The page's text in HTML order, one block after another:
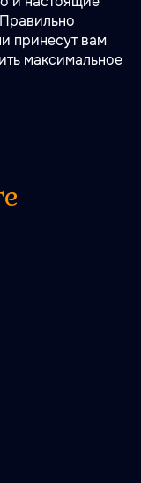
принесут вам
максимальное